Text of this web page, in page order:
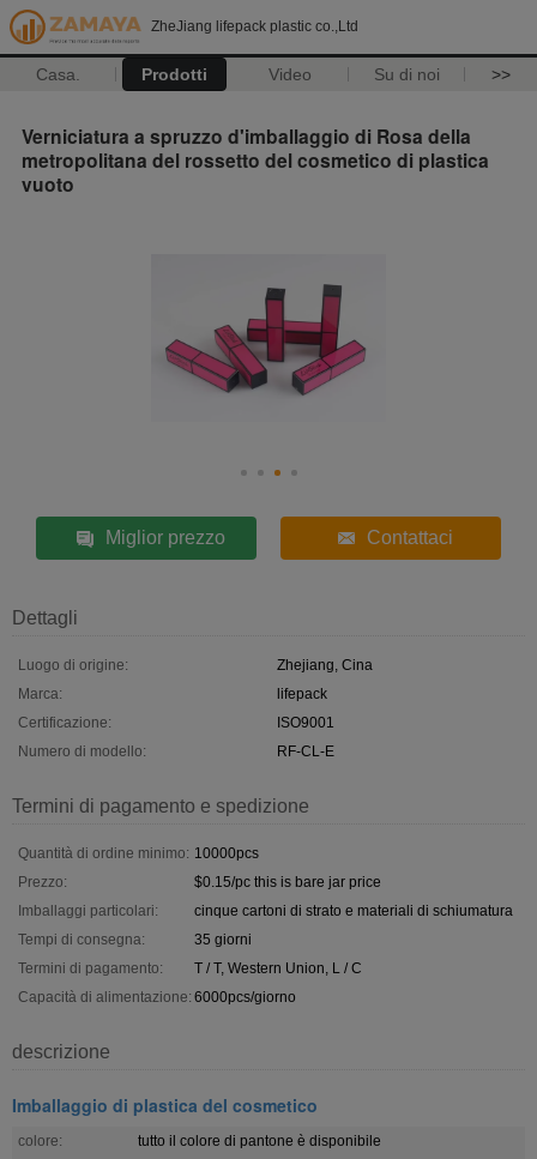
ZheJiang lifepack plastic co.,Ltd
Casa. Prodotti Video Su di noi >>
Verniciatura a spruzzo d'imballaggio di Rosa della
metropolitana del rossetto del cosmetico di plastica
vuoto
Miglior prezzo Contattaci
Dettagli
Luogo di origine:
Zhejiang, Cina
Marca:
lifepack
Certificazione:
ISO9001
Numero di modello:
RF-CL-E
Termini di pagamento e spedizione
Quantità di ordine minimo: 10000pcs
Prezzo:
$0.15/pc this is bare jar price
Imballaggi particolari:
cinque cartoni di strato e materiali di schiumatura
Tempi di consegna:
35 giorni
Termini di pagamento:
T / T, Western Union, L / C
Capacità di alimentazione: 6000pcs/giorno
descrizione
Imballaggio di plastica del cosmetico
colore:
tutto il colore di pantone è disponibile